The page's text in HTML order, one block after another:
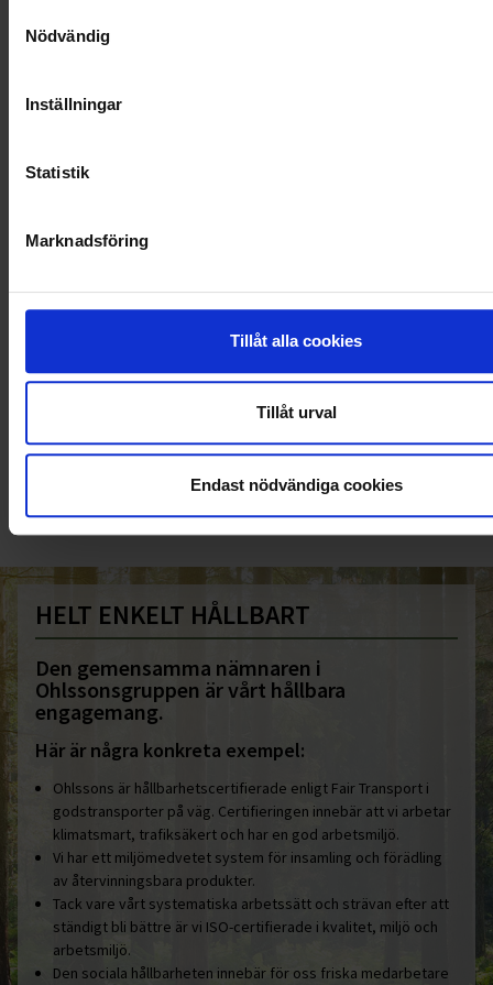
Nödvändig
Inställningar
Statistik
Marknadsföring
Tillåt alla cookies
Tillåt urval
Endast nödvändiga cookies
VELLINGE
010-45 00 200​
HELT ENKELT HÅLLBART
Den gemensamma nämnaren i
Ohlssonsgruppen är vårt hållbara
engagemang.
Här är några konkreta exempel:
Ohlssons är hållbarhetscertifierade enligt Fair Transport i
godstransporter på väg. Certifieringen innebär att vi arbetar
klimatsmart, trafiksäkert och har en god arbetsmiljö.
Vi har ett miljömedvetet system för insamling och förädling
av återvinningsbara produkter.
Tack vare vårt systematiska arbetssätt och strävan efter att
ständigt bli bättre är vi ISO-certifierade i kvalitet, miljö och
arbetsmiljö.
Den sociala hållbarheten innebär för oss friska medarbetare